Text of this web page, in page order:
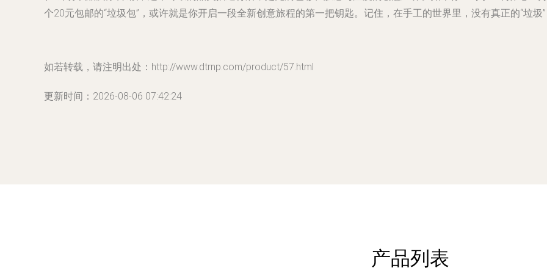
个20元包邮的“垃圾包”，或许就是你开启一段全新创意旅程的第一把钥匙。记住，在手工的世界里，没有真正的“垃圾
如若转载，请注明出处：http://www.dtrnp.com/product/57.html
更新时间：2026-08-06 07:42:24
产品列表